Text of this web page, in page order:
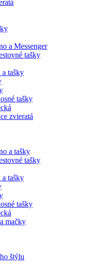
a Messenger
tašky
a tašky
tašky
zvieratá
a tašky
tašky
a tašky
tašky
mačky
štýlu